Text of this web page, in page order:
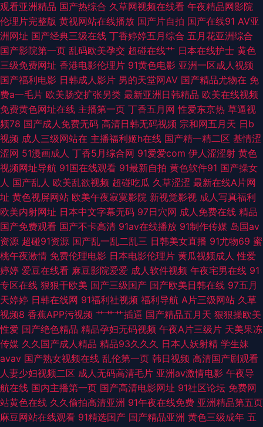
日2区 日韩欧美A片 午夜传媒福利 欧美激eyy 超碰在线人网播放 偷拍第一夜
草草网天堂 另类丝袜美腿 精品日韩一区 亚洲成人系列 成人AV资源 久久综合
亚洲激情小说网 超碰在线观看97 加勒比91AV 日本A∨在线观看 91h人妻网站
肏屄人人 久久超碰成人 色色韩日 91部免费电影 www亚洲天堂网 久久草草
高清国产 少妇喷潮蜜桃91 91互操 国产精品蜜芽AV 日本www 伊人海角91 A
片网纸 韩国无吗AV 日本操逼片 亚洲中文日韩tv 福利姬社区导航 欧美亚洲国
产另类 91黄产 成人av五月花 久热中文 婷婷五月天亚洲 97视频9 福利社午夜
剧场 美女奸三级 在线成人a片 导航影视AV 美女草逼免费 亚洲拍拍拍拍 肏屄
一区二区 黄色小片8848 日本韩国操逼 亚洲精选中文字幕 TS紫苑在线观看
美女深夜福利91 中文字幕11页
观看亚洲精品 国产热综合 久草网视频在线看 午夜精品网影院
伦理片完整版 黄视网站在线播放 国产片自拍 国产在线91 AV亚
洲网址 国产经典三级在线 丁香婷婷五月综合 五月花亚洲综合
国产影院第一页 乱码欧美孕交 超碰在线艹 日本在线护士 黄色
三级免费网址 香港电影伦理片 91黄色电影 亚洲一区成人视频
国产福利电影 日韩成人影片 男的天堂网AV 国产精品尤物在 免
费a一毛片 欧美肠交扩张另类 最新亚洲日韩精品 欧美在线视频
免费黄色网址在线 主播第一页 丁香五月网 性爱东京热 草逼视
频78 国产成人免费无码 高清日韩无码视频 宗和网五月天 日b
视频 成人三级网站在 主播福利姬h在线 国产精一精二区 基情涩
涩网 51漫画成人 丁香5月综合网 91爱爱com 伊人涩涩射 黄色
视频网址导航 91国在线观看 91最新自拍 黄色软件91 国产操女
人 国产乱人 欧美乱欲视频 超碰吃瓜 久草涩涩 最新在线A片网
址 黄色视屏网站 欧美午夜寂寞影院 新视觉影视 成人写真福利
欧美内射网址 日本中文字幕无码 97日穴网 成人免费在线 精品
国产免费观看 国产不卡高清 91av在线播放 91制作传媒 岛国av
资源 超碰91资源 国产乱一乱二乱三 日韩美女直播 91尤物69 蜜
桃午夜激情 免费伦理电影 日本电影伦理片 黄瓜视频成人 性爱
婷婷 爱豆在线看 麻豆影院爱爱 成人软件视频 午夜宅男在线 91
专区在线 狠狠干欧美 国产三级国产 国产欧美日韩在线 97五月
天婷婷 日韩在线网 91福利社视频 福利导航 A片三级网站 久草
视频8 香蕉APP污视频 艹艹艹插逼 国产精品五月天 狠狠操欧美
性爱 国产绝色精品 精品孕妇无码视频 午夜A片三级片 天美果冻
传媒 久久国产成人精品 精品93久久久 日本人妖射精 学生妹
avav 国产熟女视频在线 乱伦第一页 韩日视频 高清国产剧观看
人妻少妇视频二区 成人无码高清毛片 亚洲av激情电影 午夜导
航在线 国内主播第一页 国产高清电影网址 91社区论坛 免费网
站黄色在线 久久偷拍高清亚洲 91午夜在线免费 亚洲精品第五页
麻豆网站在线观看 91精选国产 国产精品亚洲 黄色三级成年 五